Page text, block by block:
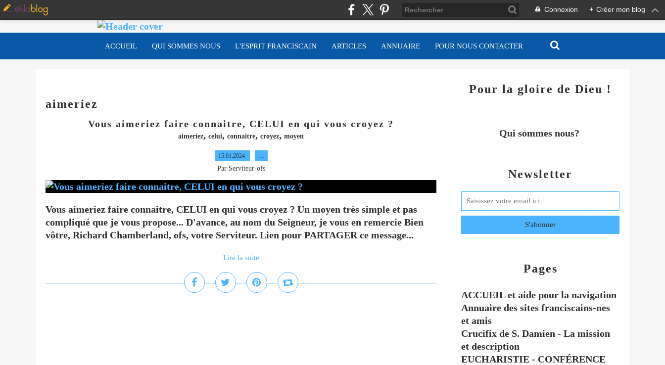
Connexion + Créer mon blog
ACCUEIL QUI SOMMES NOUS L'ESPRIT FRANCISCAIN ARTICLES ANNUAIRE POUR NOUS CONTACTER
aimeriez
Vous aimeriez faire connaitre, CELUI en qui vous croyez ?
aimeriez, celui, connaitre, croyez, moyen
15.01.2024 …
Par Serviteur-ofs
Vous aimeriez faire connaitre, CELUI en qui vous croyez ? Un moyen très simple et pas
compliqué que je vous propose... D'avance, au nom du Seigneur, je vous en remercie Bien
vôtre, Richard Chamberland, ofs, votre Serviteur. Lien pour PARTAGER ce message...
Lire la suite
Newsletter
Pages
ACCUEIL et aide pour la navigation
Annuaire des sites franciscains-nes
et amis
Crucifix de S. Damien - La mission
et description
EUCHARISTIE - CONFÉRENCE
Pour la gloire de Dieu !
Qui sommes nous?